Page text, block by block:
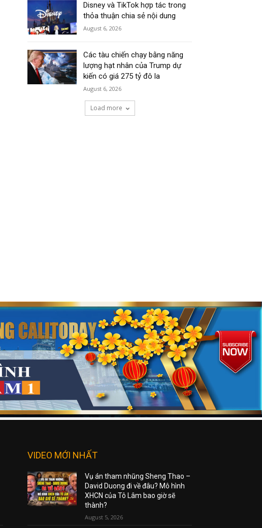
Disney và TikTok hợp tác trong
thỏa thuận chia sẻ nội dung
August 6, 2026
Các tàu chiến chạy bằng năng
lượng hạt nhân của Trump dự
kiến có giá 275 tỷ đô la
August 6, 2026
Load more
VIDEO MỚI NHẤT
Vụ án tham nhũng Sheng Thao –
David Duong đi về đâu? Mô hình
XHCN của Tô Lâm bao giờ sẽ
thành?
August 5, 2026